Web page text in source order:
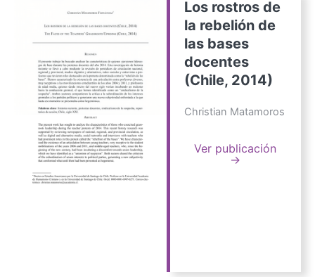
Los rostros de
la rebelión de
las bases
docentes
(Chile, 2014)
Christian Matamoros
Ver publicación
→